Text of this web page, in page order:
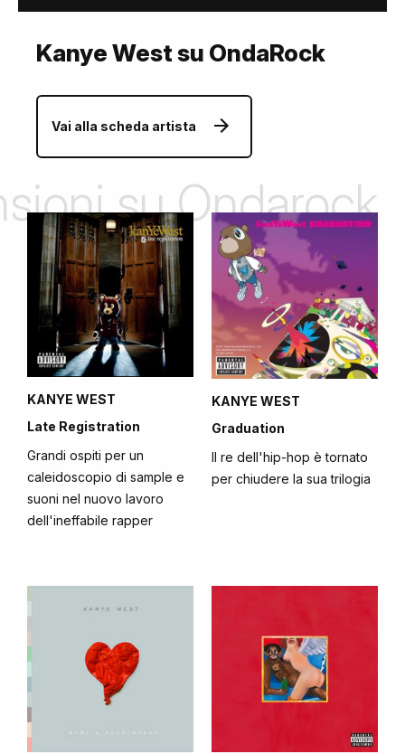
Kanye West su OndaRock
Vai alla scheda artista
su Ondarock
KANYE WEST
Late Registration
Grandi ospiti per un
caleidoscopio di sample e
suoni nel nuovo lavoro
dell'ineffabile rapper
KANYE WEST
Graduation
Il re dell'hip-hop è tornato
per chiudere la sua trilogia